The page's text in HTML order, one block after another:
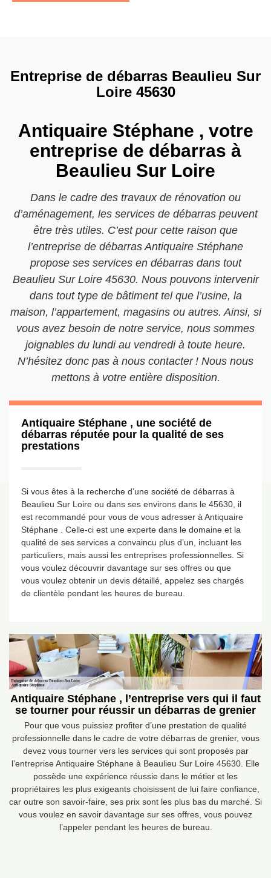
Entreprise de débarras Beaulieu Sur
Loire 45630
Antiquaire Stéphane , votre
entreprise de débarras à
Beaulieu Sur Loire
Dans le cadre des travaux de rénovation ou
d’aménagement, les services de débarras peuvent
être très utiles. C’est pour cette raison que
l’entreprise de débarras Antiquaire Stéphane
propose ses services en débarras dans tout
Beaulieu Sur Loire 45630. Nous pouvons intervenir
dans tout type de bâtiment tel que l’usine, la
maison, l’appartement, magasins ou autres. Ainsi, si
vous avez besoin de notre service, nous sommes
joignables du lundi au vendredi à toute heure.
N’hésitez donc pas à nous contacter ! Nous nous
mettons à votre entière disposition.
Antiquaire Stéphane , une société de
débarras réputée pour la qualité de ses
prestations
Si vous êtes à la recherche d’une société de débarras à
Beaulieu Sur Loire ou dans ses environs dans le 45630, il
est recommandé pour vous de vous adresser à Antiquaire
Stéphane . Celle-ci est une experte dans le domaine et la
qualité de ses services a convaincu plus d’un, incluant les
particuliers, mais aussi les entreprises professionnelles. Si
vous voulez découvrir davantage sur ses offres ou que
vous voulez obtenir un devis détaillé, appelez ses chargés
de clientèle pendant les heures de bureau.
Antiquaire Stéphane , l’entreprise vers qui il faut
se tourner pour réussir un débarras de grenier
Pour que vous puissiez profiter d’une prestation de qualité
professionnelle dans le cadre de votre débarras de grenier, vous
devez vous tourner vers les services qui sont proposés par
l’entreprise Antiquaire Stéphane à Beaulieu Sur Loire 45630. Elle
possède une expérience réussie dans le métier et les
propriétaires les plus exigeants choisissent de lui faire confiance,
car outre son savoir-faire, ses prix sont les plus bas du marché. Si
vous voulez en savoir davantage sur ses offres, vous pouvez
l’appeler pendant les heures de bureau.